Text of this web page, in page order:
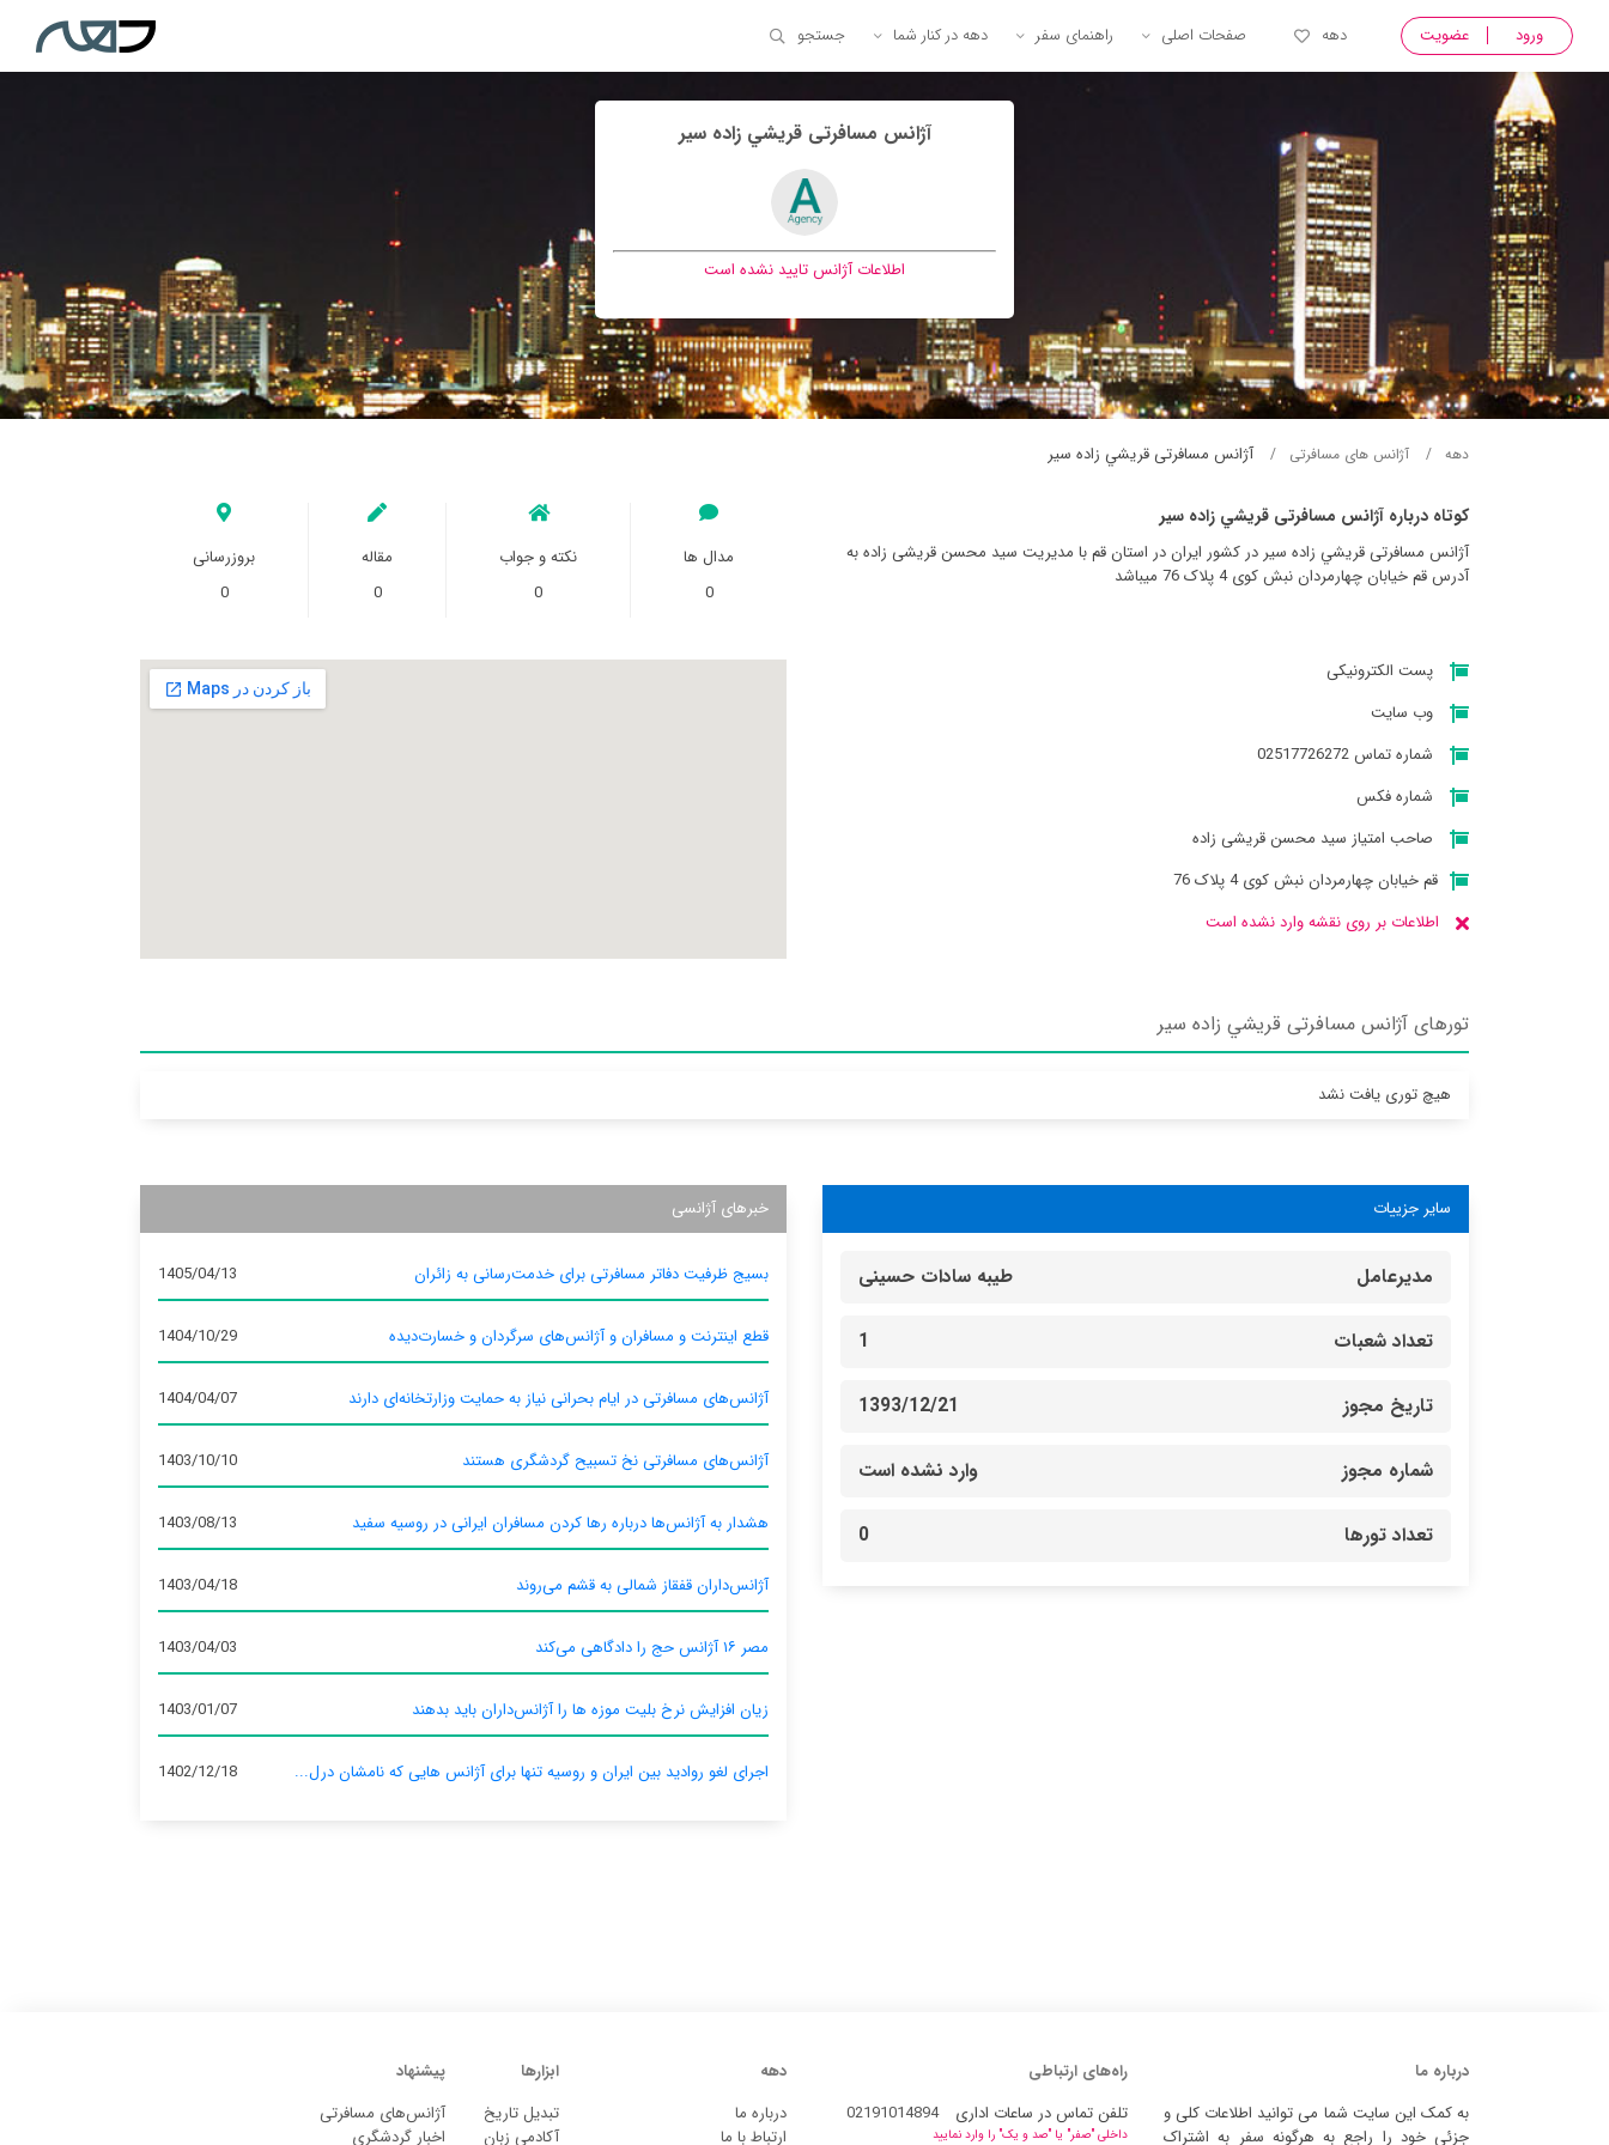
ورود عضویت دهه صفحات اصلی راهنمای سفر دهه در کنار شما جستجو
آژانس مسافرتی قريشي زاده سير
اطلاعات آژانس تایید نشده است
دهه آژانس های مسافرتی آژانس مسافرتی قريشي زاده سير
کوتاه درباره آژانس مسافرتی قريشي زاده سير
آژانس مسافرتی قريشي زاده سير در کشور ایران در استان قم با مدیریت سید محسن قریشی زاده به
آدرس قم خیابان چهارمردان نبش کوی 4 پلاک 76 میباشد
مدال ها
0
نکته و جواب
0
مقاله
0
بروزرسانی
0
پست الکترونیکی
وب سایت
شماره تماس 02517726272
شماره فکس
صاحب امتیاز سید محسن قریشی زاده
قم خیابان چهارمردان نبش کوی 4 پلاک 76
اطلاعات بر روی نقشه وارد نشده است
تورهای آژانس مسافرتی قريشي زاده سير
هیچ توری یافت نشد
سایر جزییات
مدیرعامل طیبه سادات حسینی
تعداد شعبات 1
تاریخ مجوز 1393/12/21
شماره مجوز وارد نشده است
تعداد تورها 0
خبرهای آژانسی
بسیج ظرفیت دفاتر مسافرتی برای خدمت‌رسانی به زائران 1405/04/13
قطع اینترنت و مسافران و آژانس‌های سرگردان و خسارت‌دیده 1404/10/29
آژانس‌های مسافرتی در ایام بحرانی نیاز به حمایت وزارتخانه‌ای دارند 1404/04/07
آژانس‌های مسافرتی نخ تسبیح گردشگری هستند 1403/10/10
هشدار به آژانس‌ها درباره رها کردن مسافران ایرانی در روسیه سفید 1403/08/13
آژانس‌داران قفقاز شمالی به قشم می‌روند 1403/04/18
مصر ۱۶ آژانس حج را دادگاهی می‌کند 1403/04/03
زیان افزایش نرخ بلیت موزه ها را آژانس‌داران باید بدهند 1403/01/07
اجرای لغو روادید بین ایران و روسیه تنها برای آژانس‌ هایی که نامشان درل... 1402/12/18
درباره ما
به کمک این سایت شما می توانید اطلاعات کلی و
جزئی خود را راجع به هرگونه سفر به اشتراک
راه‌های ارتباطی
تلفن تماس در ساعات اداری
02191014894
داخلی "صفر" یا "صد و یک" را وارد نمایید
دهه
درباره ما
ارتباط با ما
ابزارها
تبدیل تاریخ
آکادمی زبان
پیشنهاد
آژانس‌های مسافرتی
اخبار گردشگری